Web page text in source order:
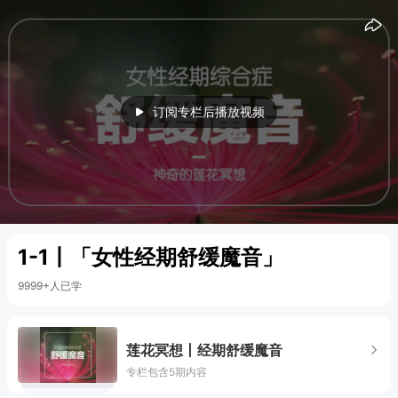
订阅专栏后播放视频
1-1丨「女性经期舒缓魔音」
9999+人已学
莲花冥想丨经期舒缓魔音
专栏包含5期内容